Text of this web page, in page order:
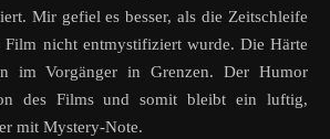
Mir gefiel es besser, als die Zeitschleife
nicht entmystifiziert wurde. Die Härte
im Vorgänger in Grenzen. Der Humor
des Films und somit bleibt ein luftig,
mit Mystery-Note.